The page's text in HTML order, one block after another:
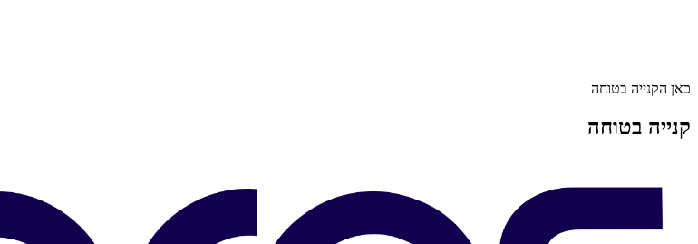
כאן הקנייה בטוחה
קנייה בטוחה